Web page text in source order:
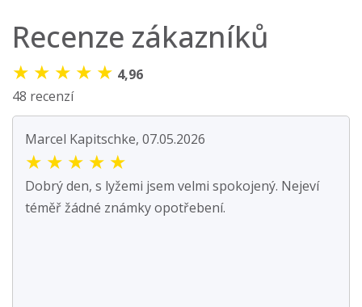
Recenze zákazníků
★ ★ ★ ★ ★ 4,96
48 recenzí
Marcel Kapitschke, 07.05.2026
★ ★ ★ ★ ★
Dobrý den, s lyžemi jsem velmi spokojený. Nejeví
téměř žádné známky opotřebení.